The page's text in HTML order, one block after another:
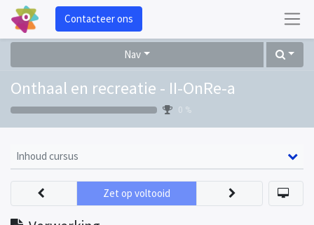
Contacteer ons
Nav
Onthaal en recreatie - II-OnRe-a
0 %
Inhoud cursus
Zet op voltooid